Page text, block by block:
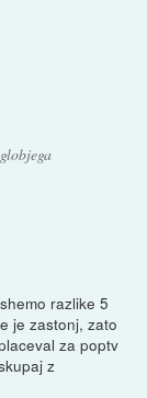
razlike 5
je zastonj, zato
za poptv
z